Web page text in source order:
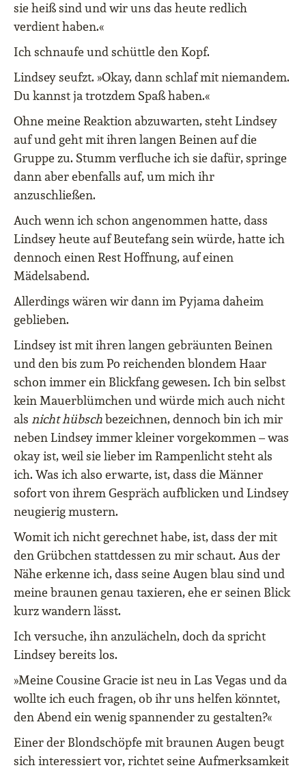
sie heiß sind und wir uns das heute redlich
verdient haben.«
Ich schnaufe und schüttle den Kopf.
Lindsey seufzt. »Okay, dann schlaf mit niemandem.
Du kannst ja trotzdem Spaß haben.«
Ohne meine Reaktion abzuwarten, steht Lindsey
auf und geht mit ihren langen Beinen auf die
Gruppe zu. Stumm verfluche ich sie dafür, springe
dann aber ebenfalls auf, um mich ihr
anzuschließen.
Auch wenn ich schon angenommen hatte, dass
Lindsey heute auf Beutefang sein würde, hatte ich
dennoch einen Rest Hoffnung, auf einen
Mädelsabend.
Allerdings wären wir dann im Pyjama daheim
geblieben.
Lindsey ist mit ihren langen gebräunten Beinen
und den bis zum Po reichenden blondem Haar
schon immer ein Blickfang gewesen. Ich bin selbst
kein Mauerblümchen und würde mich auch nicht
als nicht hübschbezeichnen, dennoch bin ich mir
neben Lindsey immer kleiner vorgekommen – was
okay ist, weil sie lieber im Rampenlicht steht als
ich. Was ich also erwarte, ist, dass die Männer
sofort von ihrem Gespräch aufblicken und Lindsey
neugierig mustern.
Womit ich nicht gerechnet habe, ist, dass der mit
den Grübchen stattdessen zu mir schaut. Aus der
Nähe erkenne ich, dass seine Augen blau sind und
meine braunen genau taxieren, ehe er seinen Blick
kurz wandern lässt.
Ich versuche, ihn anzulächeln, doch da spricht
Lindsey bereits los.
»Meine Cousine Gracie ist neu in Las Vegas und da
wollte ich euch fragen, ob ihr uns helfen könntet,
den Abend ein wenig spannender zu gestalten?«
Einer der Blondschöpfe mit braunen Augen beugt
sich interessiert vor, richtet seine Aufmerksamkeit